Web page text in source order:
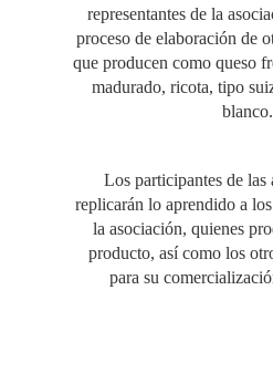
representantes de la
proceso de elaboración de
que producen como queso
madurado, ricota, tipo
blanco.
Los participantes de las
replicarán lo aprendido a
la asociación, quienes
producto, así como los
para su